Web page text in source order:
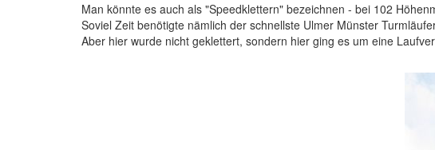
Man könnte es auch als "Speedklettern" bezeichnen - bei 102
Soviel Zeit benötigte nämlich der schnellste Ulmer Münster
Aber hier wurde nicht geklettert, sondern hier ging es um eine